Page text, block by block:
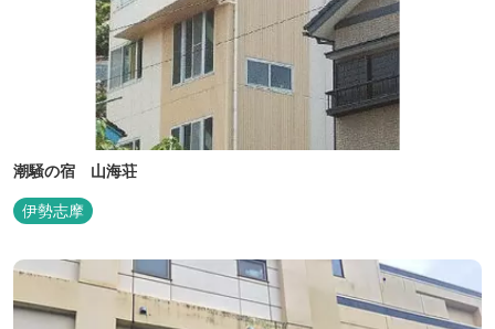
潮騒の宿 山海荘
伊勢志摩